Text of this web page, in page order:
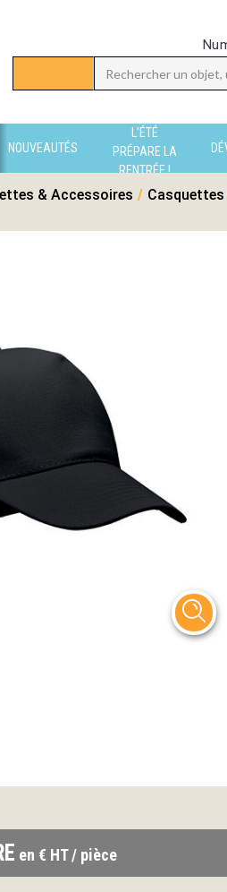
NOUVEAUTÉS
L'ÉTÉ
PRÉPARE LA
RENTRÉE !
& Accessoires / Casquettes
en € HT / pièce